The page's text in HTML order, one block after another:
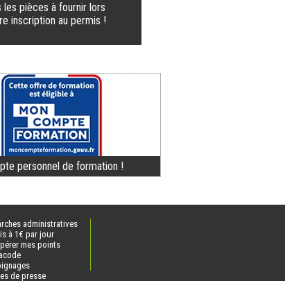
les pièces à fournir lors
inscription au permis !
personnel de formation !
administratives
à 1€ par jour
mes points
de presse